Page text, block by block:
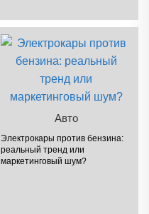
Авто
Электрокары против бензина:
реальный тренд или
маркетинговый шум?